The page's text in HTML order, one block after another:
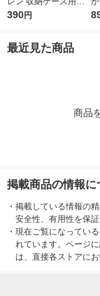
ャスター ４個セット
390円
最近見た商品
商品
掲載商品の情報に
・ 掲載している情報の
安全性、有用性を保
・ 現在ご覧になってい
れています。ページ
は、直接各ストアに